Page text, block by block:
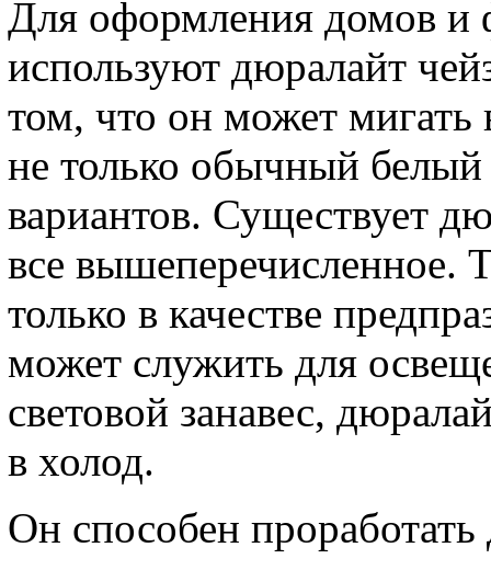
Для оформления домов и
используют дюралайт
том, что он может
не только обычный белый
вариантов. Существует
все вышеперечисленное.
только в качестве
может служить для
световой занавес,
в холод.
Он способен